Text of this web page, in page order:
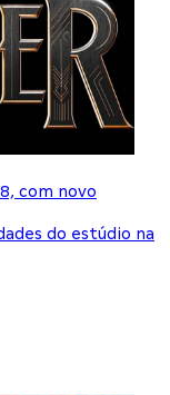
com novo
do estúdio na